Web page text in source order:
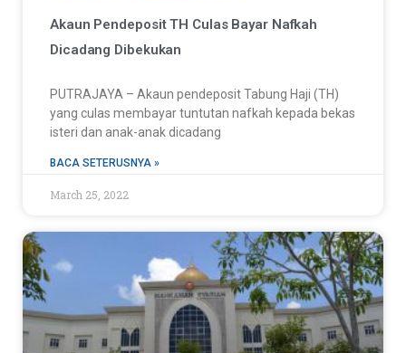
Akaun Pendeposit TH Culas Bayar Nafkah
Dicadang Dibekukan
PUTRAJAYA – Akaun pendeposit Tabung Haji (TH)
yang culas membayar tuntutan nafkah kepada bekas
isteri dan anak-anak dicadang
BACA SETERUSNYA »
March 25, 2022